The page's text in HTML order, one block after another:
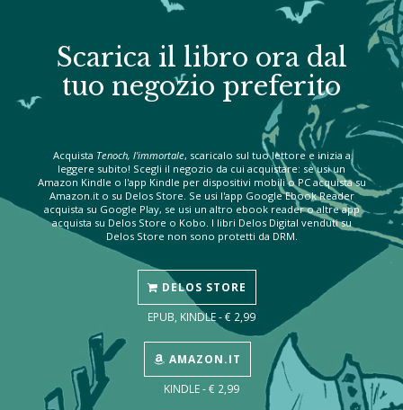
Scarica il libro ora dal
tuo negozio preferito
Acquista Tenoch, l'immortale, scaricalo sul tuo lettore e inizia a
leggere subito! Scegli il negozio da cui acquistare: se usi un
Amazon Kindle o l'app Kindle per dispositivi mobili o PC acquista su
Amazon.it o su Delos Store. Se usi l'app Google Ebook Reader
acquista su Google Play, se usi un altro ebook reader o altre app
acquista su Delos Store o Kobo. I libri Delos Digital venduti su
Delos Store non sono protetti da DRM.
DELOS STORE
EPUB, KINDLE - € 2,99
AMAZON.IT
KINDLE - € 2,99